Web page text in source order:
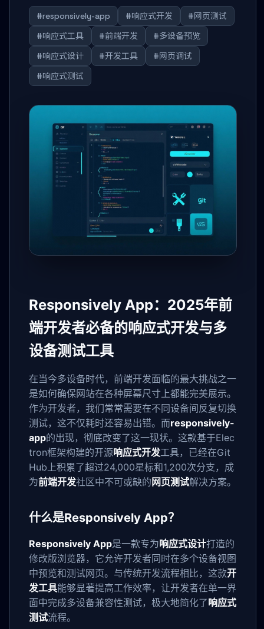
#responsively-app #响应式开发
#网页测试
#响应式工具
#前端开发
#多设备预览
#响应式设计
#开发工具
#网页调试
#响应式测试
Responsively App：2025年前
端开发者必备的响应式开发与多
设备测试工具
在当今多设备时代，前端开发面临的最大挑战之一
是如何确保网站在各种屏幕尺寸上都能完美展示。
作为开发者，我们常常需要在不同设备间反复切换
测试，这不仅耗时还容易出错。而responsively-
app的出现，彻底改变了这一现状。这款基于Elec
tron框架构建的开源响应式开发工具，已经在Git
Hub上积累了超过24,000星标和1,200次分支，成
为前端开发社区中不可或缺的 网页测试解决方案。
什么是Responsively App？
Responsively App是一款专为响应式设计打造的
修改版浏览器，它允许开发者同时在多个设备视图
中预览和测试网页。与传统开发流程相比，这款开
发工具能够显著提高工作效率，让开发者在单一界
面中完成多设备兼容性测试，极大地简化了响应式
测试流程。